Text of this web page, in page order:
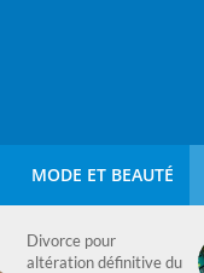
MODE ET BEAUTÉ
Divorce pour
altération définitive du